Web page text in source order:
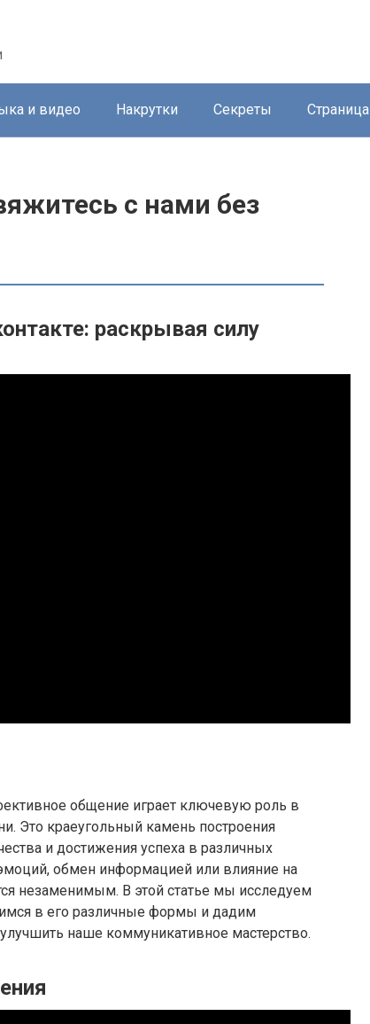
и видео Накрутки Секреты Страница
с нами без
раскрывая силу
общение играет ключевую роль в
Это краеугольный камень построения
и достижения успеха в различных
обмен информацией или влияние на
незаменимым. В этой статье мы исследуем
в его различные формы и дадим
наше коммуникативное мастерство.